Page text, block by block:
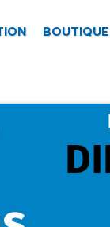
BOUTIQUE